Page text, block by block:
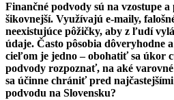
Finančné podvody sú na vzostupe
šikovnejší. Využívajú e-maily,
neexistujúce pôžičky, aby z ľudí
údaje. Často pôsobia dôveryhodne
cieľom je jedno – obohatiť sa úkor
podvody rozpoznať, na aké
sa účinne chrániť pred
podvodu na Slovensku?